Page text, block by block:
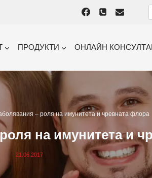
ПРОДУКТИ ОНЛАЙН
– роля на имунитета и чревната флора
на имунитета и
21.06.2017